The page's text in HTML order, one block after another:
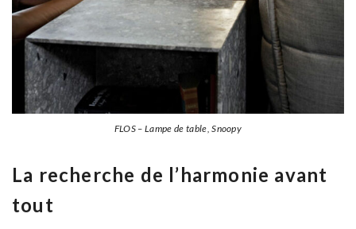
FLOS – Lampe de table, Snoopy
La recherche de l’harmonie avant
tout